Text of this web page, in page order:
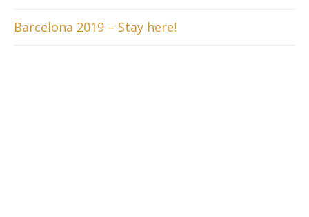
Barcelona 2019 – Stay here!